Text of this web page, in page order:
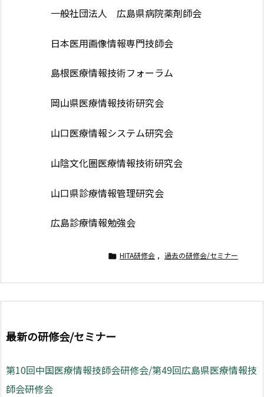
一般社団法人 広島県病院薬剤師会
日本医用画像情報専門技師会
島根医療情報技術フォーラム
岡山県医療情報技術研究会
山口医療情報システム研究会
山陰文化圏医療情報技術研究会
山口県診療情報管理研究会
広島診療情報勉強会
 HITA研修会 , 過去の研修会/セミナー
最新の研修会/セミナー
第10回中国医療情報技師会研修会/第49回広島県医療情報技
師会研修会